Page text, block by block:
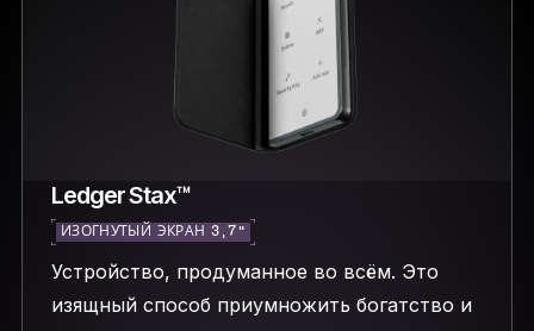
Ledger Stax™
ИЗОГНУТЫЙ ЭКРАН 3,7″
Устройство, продуманное во всём. Это
изящный способ приумножить богатство и